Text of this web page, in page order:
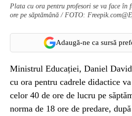
Plata cu ora pentru profesori se va face în
ore pe săptămână / FOTO:
Adaugă-ne ca sursă
Ministrul Educației, Daniel
cu ora pentru cadrele didactice
celor 40 de ore de lucru pe
norma de 18 ore de predare,